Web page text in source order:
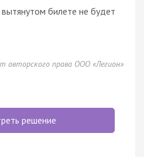
билете не будет
авторского права ООО «Легион»
решение